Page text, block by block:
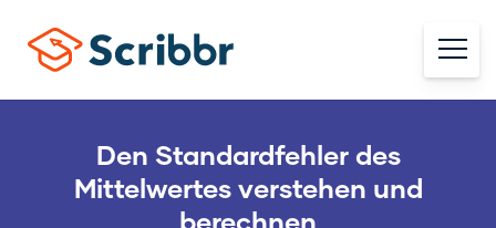
Den Standardfehler des
Mittelwertes verstehen und
berechnen